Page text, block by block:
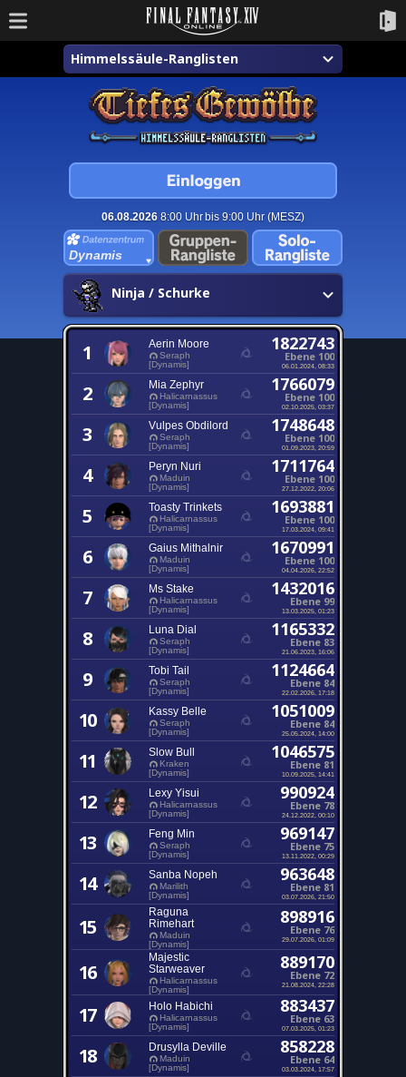
Himmelssäule-Ranglisten
06.08.20268:00 Uhr bis 9:00 Uhr (MESZ)
Dynamis
Ninja / Schurke
1 Aerin Moore
Seraph
[Dynamis]
1822743
Ebene 100
06.01.2024, 08:33
2 Mia Zephyr
Halicarnassus
[Dynamis]
1766079
Ebene 100
02.10.2025, 03:37
3 Vulpes Obdilord
Seraph
[Dynamis]
1748648
Ebene 100
01.09.2023, 20:59
4 Peryn Nuri
Maduin
[Dynamis]
1711764
Ebene 100
27.12.2022, 20:06
5 Toasty Trinkets
Halicarnassus
[Dynamis]
1693881
Ebene 100
17.03.2024, 09:41
6 Gaius Mithalnir
Maduin
[Dynamis]
1670991
Ebene 100
04.04.2026, 22:52
7 Ms Stake
Halicarnassus
[Dynamis]
1432016
Ebene 99
13.03.2025, 01:23
8 Luna Dial
Seraph
[Dynamis]
1165332
Ebene 83
21.06.2023, 16:06
9 Tobi Tail
Seraph
[Dynamis]
1124664
Ebene 84
22.02.2026, 17:18
10 Kassy Belle
Seraph
[Dynamis]
1051009
Ebene 84
25.05.2024, 14:00
11 Slow Bull
Kraken
[Dynamis]
1046575
Ebene 81
10.09.2025, 14:41
12 Lexy Yisui
Halicarnassus
[Dynamis]
990924
Ebene 78
24.12.2022, 00:10
13 Feng Min
Seraph
[Dynamis]
969147
Ebene 75
13.11.2022, 00:29
14 Sanba Nopeh
Marilith
[Dynamis]
963648
Ebene 81
03.07.2026, 21:50
15
Raguna
Rimehart
Maduin
[Dynamis]
898916
Ebene 76
29.07.2026, 01:09
16
Majestic
Starweaver
Halicarnassus
[Dynamis]
889170
Ebene 72
21.08.2024, 22:28
17 Holo Habichi
Halicarnassus
[Dynamis]
883437
Ebene 63
07.03.2025, 01:23
18 Drusylla Deville
Maduin
[Dynamis]
858228
Ebene 64
03.03.2024, 17:57